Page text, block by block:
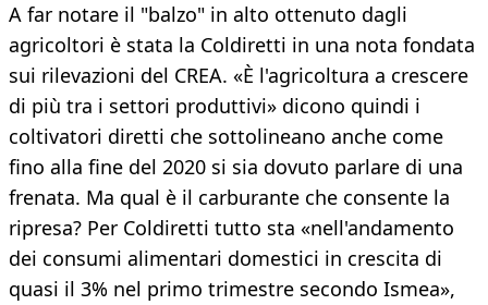
A far notare il "balzo" in alto ottenuto dagli
agricoltori è stata la Coldiretti in una nota fondata
sui rilevazioni del CREA. «È l'agricoltura a crescere
di più tra i settori produttivi» dicono quindi i
coltivatori diretti che sottolineano anche come
fino alla fine del 2020 si sia dovuto parlare di una
frenata. Ma qual è il carburante che consente la
ripresa? Per Coldiretti tutto sta «nell'andamento
dei consumi alimentari domestici in crescita di
quasi il 3% nel primo trimestre secondo Ismea»,